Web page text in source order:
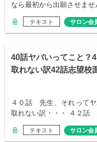
なら最初から出願させませ
テキスト サロン会
40話ヤバいってこと？
取れない訳42話志望校
４０話 先生、それって
取れない訳・・・ ４２話
テキスト サロン会